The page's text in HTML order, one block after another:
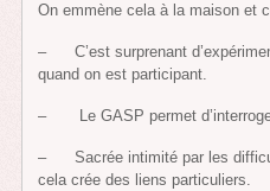
On emmène cela à la maison et
– C’est surprenant
quand on est participant.
– Le GASP permet
– Sacrée intimité par les
cela crée des liens particuliers.